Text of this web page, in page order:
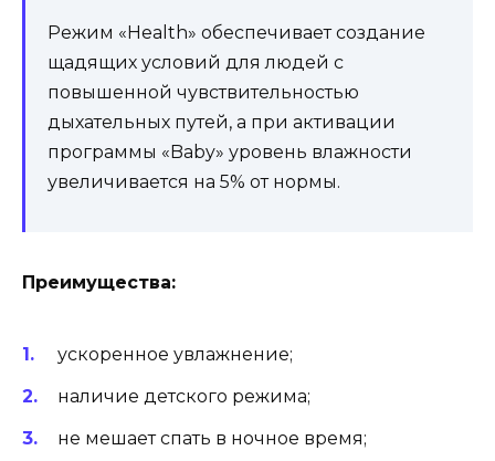
Режим «Health» обеспечивает создание
щадящих условий для людей с
повышенной чувствительностью
дыхательных путей, а при активации
программы «Baby» уровень влажности
увеличивается на 5% от нормы.
Преимущества:
ускоренное увлажнение;
наличие детского режима;
не мешает спать в ночное время;